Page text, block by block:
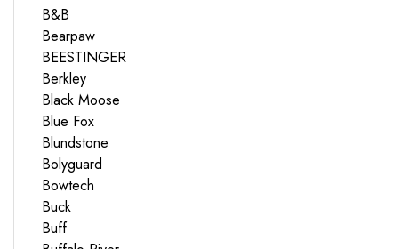
B&B
Bearpaw
BEESTINGER
Berkley
Black Moose
Blue Fox
Blundstone
Bolyguard
Bowtech
Buck
Buff